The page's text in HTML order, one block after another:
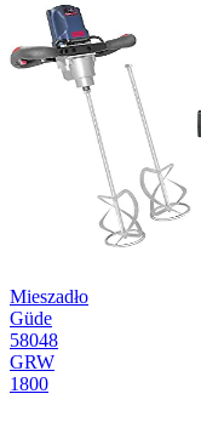
Mieszadło
Güde
58048
GRW
1800